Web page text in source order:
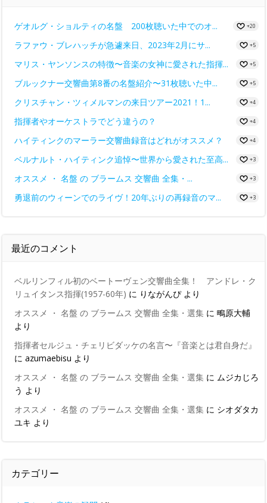
ゲオルグ・ショルティの名盤 200枚聴いた中でのオ... +20
ラファウ・ブレハッチが急遽来日、2023年2月にサ... +5
マリス・ヤンソンスの特徴〜音楽の女神に愛された指揮... +5
ブルックナー交響曲第8番の名盤紹介〜31枚聴いた中... +5
クリスチャン・ツィメルマンの来日ツアー2021！1... +4
指揮者やオーケストラでどう違うの？ +4
ハイティンクのマーラー交響曲録音はどれがオススメ？ +4
ベルナルト・ハイティンク追悼〜世界から愛された至高... +3
オススメ ・ 名盤 の ブラームス 交響曲 全集・... +3
勇退前のウィーンでのライヴ！20年ぶりの再録音のマ... +3
最近のコメント
ベルリンフィル初のベートーヴェン交響曲全集！ アンドレ・ク
リュイタンス指揮(1957-60年) に りながんぴより
オススメ ・ 名盤 の ブラームス 交響曲 全集・選集 に 鴫原大輔
より
指揮者セルジュ・チェリビダッケの名言〜『音楽とは君自身だ』
に azumaebisu より
オススメ ・ 名盤 の ブラームス 交響曲 全集・選集 に ムジカじろ
う より
オススメ ・ 名盤 の ブラームス 交響曲 全集・選集 に シオダタカ
ユキ より
カテゴリー